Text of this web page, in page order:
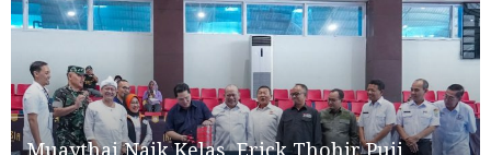
Muaythai Naik Kelas, Erick Thohir Puji